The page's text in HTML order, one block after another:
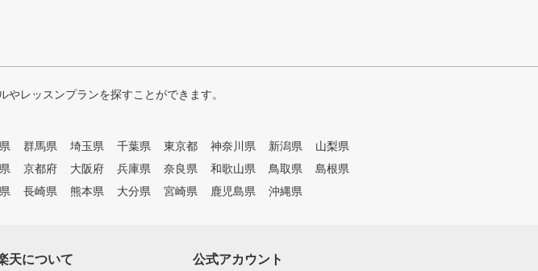
レッスンプランを探すことができます。
群馬県 埼玉県 千葉県 東京都 神奈川県 新潟県
山梨県
京都府 大阪府 兵庫県 奈良県 和歌山県 鳥取県
島根県
長崎県 熊本県 大分県 宮崎県 鹿児島県 沖縄県
天について 公式アカウント